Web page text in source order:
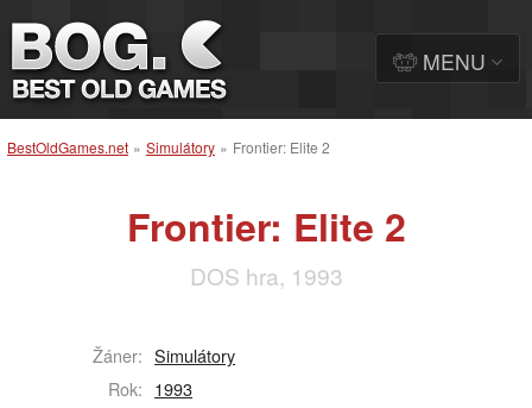
BestOldGames.net » Simulátory » Frontier: Elite 2
Frontier: Elite 2
DOS hra, 1993
Žáner: Simulátory
Rok: 1993
MENU